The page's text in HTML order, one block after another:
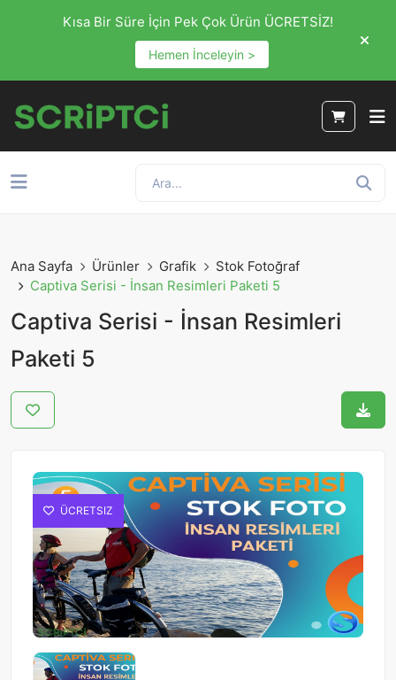
Kısa Bir Süre İçin Pek Çok Ürün ÜCRETSİZ!
Hemen İnceleyin >
Ana Sayfa Ürünler Grafik
Stok Fotoğraf
Captiva Serisi - İnsan Resimleri Paketi 5
Captiva Serisi - İnsan Resimleri
Paketi 5
ÜCRETSIZ